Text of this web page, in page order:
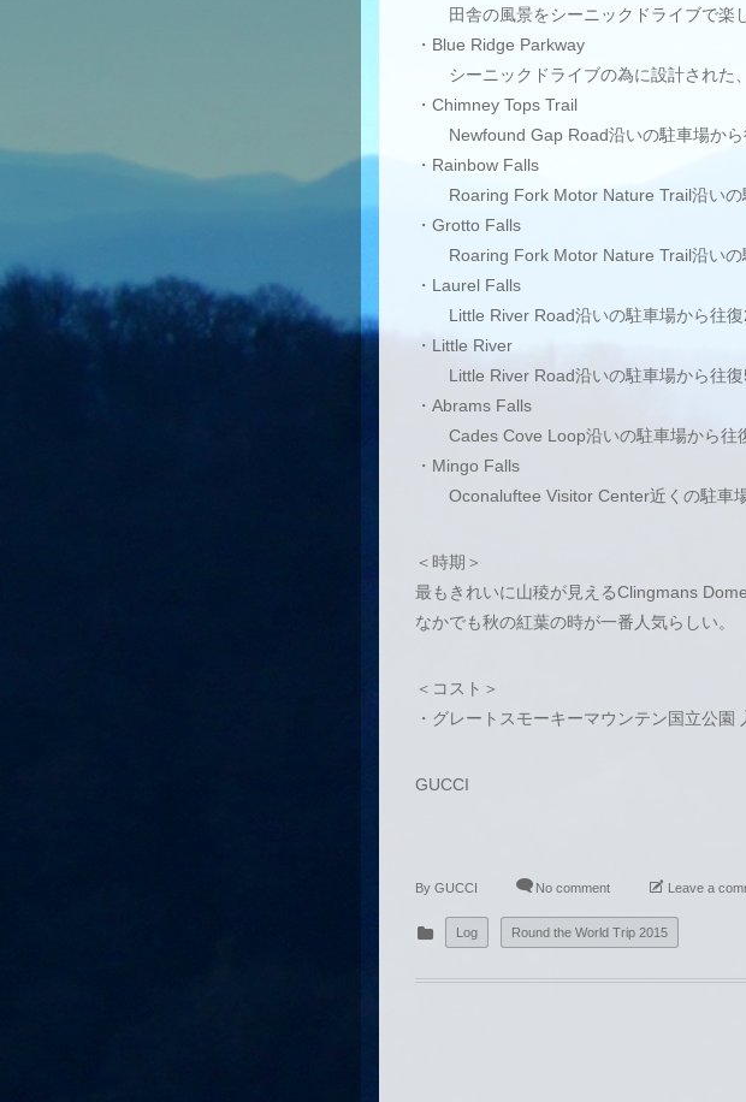
田舎の風景をシーニックドライブで楽
・Blue Ridge Parkway
シーニックドライブの為に設計された
・Chimney Tops Trail
Newfound Gap Road沿いの駐車場から
・Rainbow Falls
Roaring Fork Motor Nature Trail沿いの
・Grotto Falls
Roaring Fork Motor Nature Trail沿いの
・Laurel Falls
Little River Road沿いの駐車場から往復
・Little River
Little River Road沿いの駐車場から往復
・Abrams Falls
Cades Cove Loop沿いの駐車場から往
・Mingo Falls
Oconaluftee Visitor Center近くの駐車
＜時期＞
最もきれいに山稜が見えるClingmans
なかでも秋の紅葉の時が一番人気らしい。
＜コスト＞
・グレートスモーキーマウンテン国立公
GUCCI
By GUCCI No comment Leave a
Log Round the World Trip 2015